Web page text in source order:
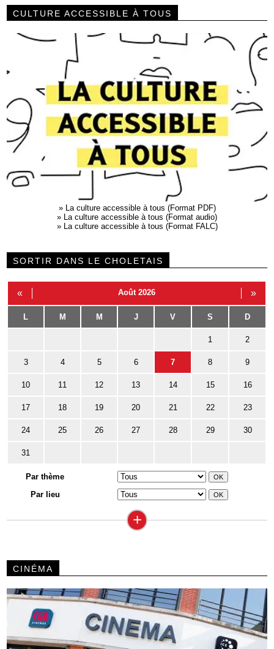
CULTURE ACCESSIBLE À TOUS
» La culture accessible à tous (Format PDF)
» La culture accessible à tous (Format audio)
» La culture accessible à tous (Format FALC)
SORTIR DANS LE CHOLETAIS
« Août 2026 »
L M M J V S D
1 2
3 4 5 6 7 8 9
10 11 12 13 14 15 16
17 18 19 20 21 22 23
24 25 26 27 28 29 30
31
Par thème
Par lieu
+
CINÉMA